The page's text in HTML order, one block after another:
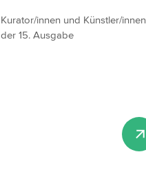
Kurator/innen und Künstler/innen
der 15. Ausgabe